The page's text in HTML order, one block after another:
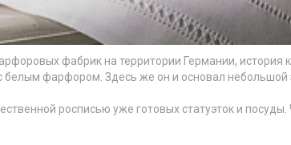
овых фабрик на территории Германии, история
белым фарфором. Здесь же он и основал небольшой
росписью уже готовых статуэток и посуды.